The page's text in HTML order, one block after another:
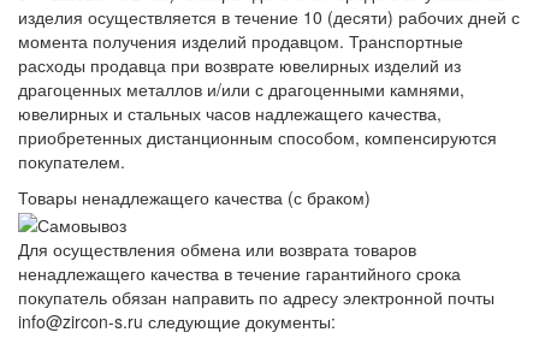
изделия осуществляется в течение 10 (десяти) рабочих дней с
момента получения изделий продавцом. Транспортные
расходы продавца при возврате ювелирных изделий из
драгоценных металлов и/или с драгоценными камнями,
ювелирных и стальных часов надлежащего качества,
приобретенных дистанционным способом, компенсируются
покупателем.
Товары ненадлежащего качества (с браком)
Для осуществления обмена или возврата товаров
ненадлежащего качества в течение гарантийного срока
покупатель обязан направить по адресу электронной почты
info@zircon-s.ru следующие документы: